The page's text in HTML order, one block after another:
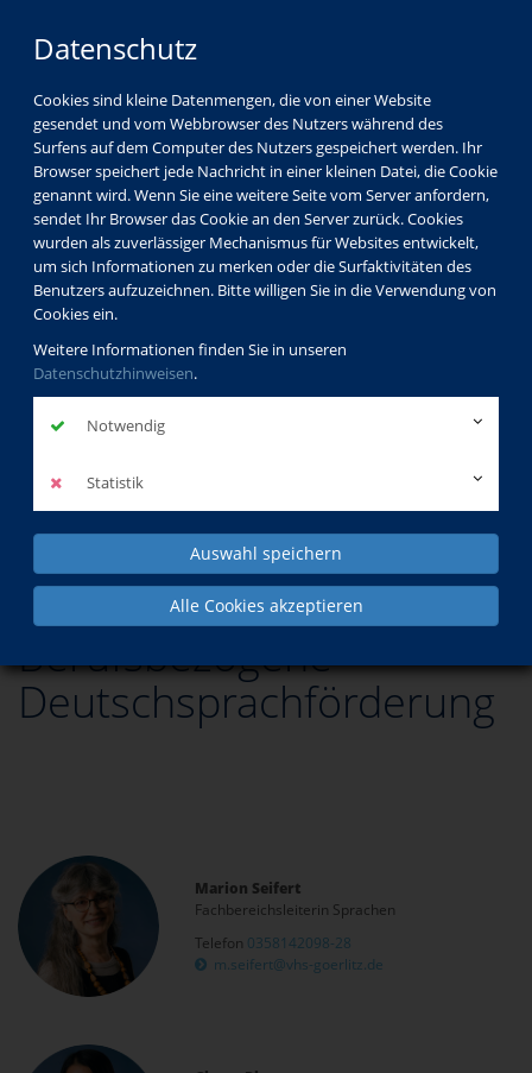
Datenschutz
Cookies sind kleine Datenmengen, die von einer Website
gesendet und vom Webbrowser des Nutzers während des
Surfens auf dem Computer des Nutzers gespeichert werden. Ihr
Browser speichert jede Nachricht in einer kleinen Datei, die Cookie
genannt wird. Wenn Sie eine weitere Seite vom Server anfordern,
sendet Ihr Browser das Cookie an den Server zurück. Cookies
wurden als zuverlässiger Mechanismus für Websites entwickelt,
um sich Informationen zu merken oder die Surfaktivitäten des
Benutzers aufzuzeichnen. Bitte willigen Sie in die Verwendung von
Cookies ein.
Weitere Informationen finden Sie in unseren
Datenschutzhinweisen.
Notwendig
Statistik
Auswahl speichern
Alle Cookies akzeptieren
Berufsbezogene
Deutschsprachförderung
Marion Seifert
Fachbereichsleiterin Sprachen
Telefon 0358142098-28
m.seifert@vhs-goerlitz.de